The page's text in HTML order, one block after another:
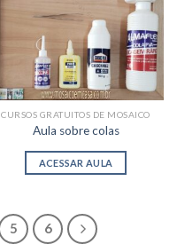
CURSOS GRATUITOS DE MOSAICO
Aula sobre colas
ACESSAR AULA
5 6